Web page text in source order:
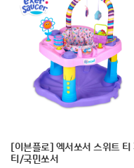
[이븐플로] 엑서쏘서 스위트 티
티/국민쏘서